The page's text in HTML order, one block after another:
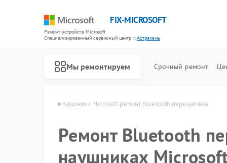
FIX-MICROSOFT
Ремонт устройств Microsoft
Специализированный cервисный центр г.Астрахань
Мы ремонтируем Срочный ремонт
Наушники Microsoft ремонт bluetooth передатчика
Ремонт Bluetooth
наушниках